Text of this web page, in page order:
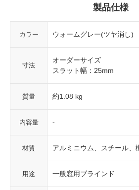
製品仕様
カラー ウォームグレー(ツヤ消し)
寸法
オーダーサイズ
スラット幅：25mm
質量 約1.08 kg
内容量 -
材質 アルミニウム、スチール、
用途 一般窓用ブラインド